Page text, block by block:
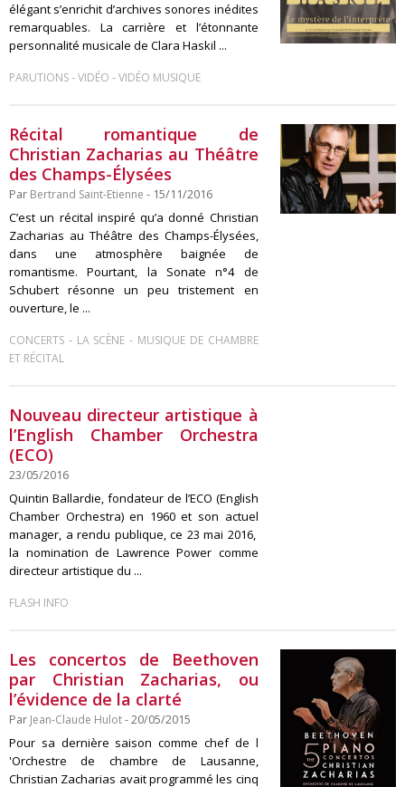
élégant s’enrichit d’archives sonores inédites
remarquables. La carrière et l’étonnante
personnalité musicale de Clara Haskil ...
PARUTIONS-VIDÉO -VIDÉO MUSIQUE
Récital romantique de
Christian Zacharias au Théâtre
des Champs-Élysées
Par Bertrand Saint-Etienne - 15/11/2016
C’est un récital inspiré qu’a donné Christian
Zacharias au Théâtre des Champs-Élysées,
dans une atmosphère baignée de
romantisme. Pourtant, la Sonate n°4 de
Schubert résonne un peu tristement en
ouverture, le ...
CONCERTS - LA SCÈNE - MUSIQUE DE CHAMBRE
ET RÉCITAL
Nouveau directeur artistique à
l’English Chamber Orchestra
(ECO)
23/05/2016
Quintin Ballardie, fondateur de l’ECO (English
Chamber Orchestra) en 1960 et son actuel
manager, a rendu publique, ce 23 mai 2016,
la nomination de Lawrence Power comme
directeur artistique du ...
FLASH INFO
Les concertos de Beethoven
par Christian Zacharias, ou
l’évidence de la clarté
Par Jean-Claude Hulot- 20/05/2015
Pour sa dernière saison comme chef de l
'Orchestre de chambre de Lausanne,
Christian Zacharias avait programmé les cinq